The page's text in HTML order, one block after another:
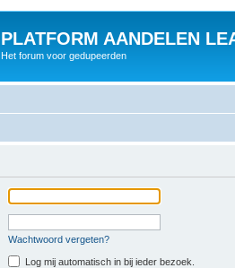
PLATFORM AANDELEN
Het forum voor gedupeerden
Wachtwoord vergeten?
Log mij automatisch in bij ieder bezoek.